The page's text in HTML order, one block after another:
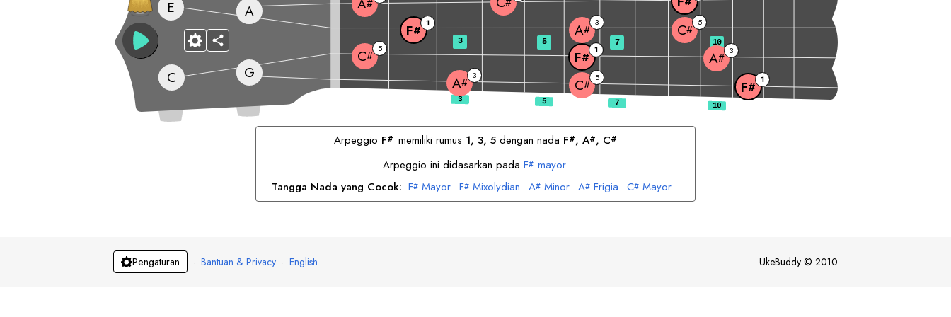
G
A# 3
C# 5
F# 1
C
C# 5
F# 1 A# 3
E
F# 1 A# 3 C# 5
A #
3 5 7 10
Arpeggio F# memiliki rumus 1, 3, 5dengan nada F#, A#, C#
Arpeggio ini didasarkan pada F# mayor.
Tangga Nada yang Cocok: F# Mayor F# Mixolydian A# Minor A# Frigia C# Mayor
C# Dorian
Pengaturan · Bantuan & Privacy · English UkeBuddy © 2010